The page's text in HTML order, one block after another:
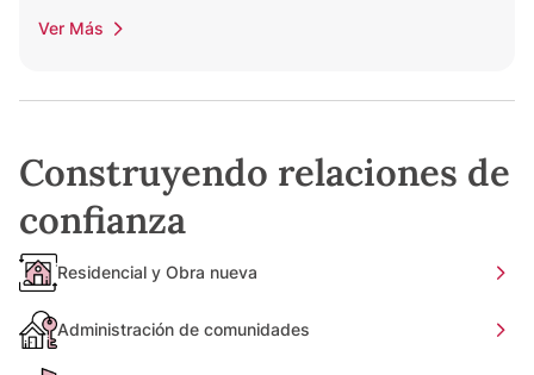
Ver Más
Construyendo relaciones de
confianza
Residencial y Obra nueva
Administración de comunidades